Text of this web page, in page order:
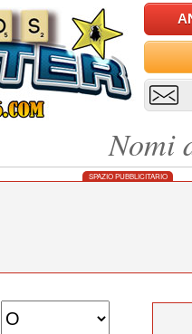
Nomi
SPAZIO PUBBLICITARIO